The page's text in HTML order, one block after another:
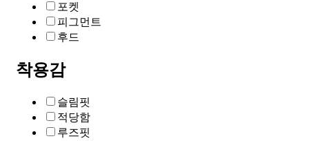
포켓
피그먼트
후드
착용감
슬림핏
적당함
루즈핏